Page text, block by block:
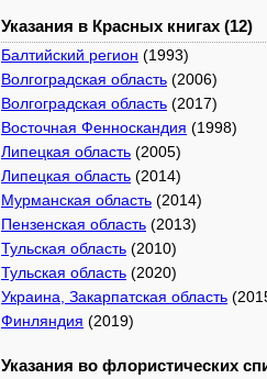
Указания в Красных книгах (12)
Балтийский регион (1993)
Волгоградская область (2006)
Волгоградская область (2017)
Восточная Фенноскандия (1998)
Липецкая область (2005)
Липецкая область (2014)
Мурманская область (2014)
Пензенская область (2013)
Тульская область (2010)
Тульская область (2020)
Украина, Закарпатская область
Финляндия (2019)
Указания во флористических